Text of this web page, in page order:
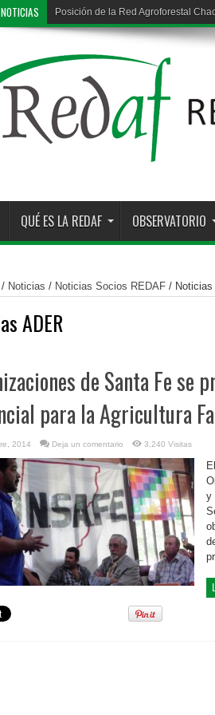
Posición de la Red Agroforestal
QUÉ ES LA REDAF OBSERVATORIO
/ Noticias / Noticias Socios REDAF /
ADER
de Santa Fe se
para la Agricultura
2014 Deja un comentario 3,240 Visitas
y